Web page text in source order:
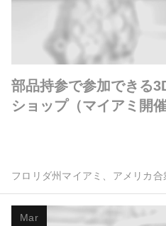
部品持参で参加できる
ショップ（マイアミ開催
フロリダ州マイアミ、アメリカ合
Mar